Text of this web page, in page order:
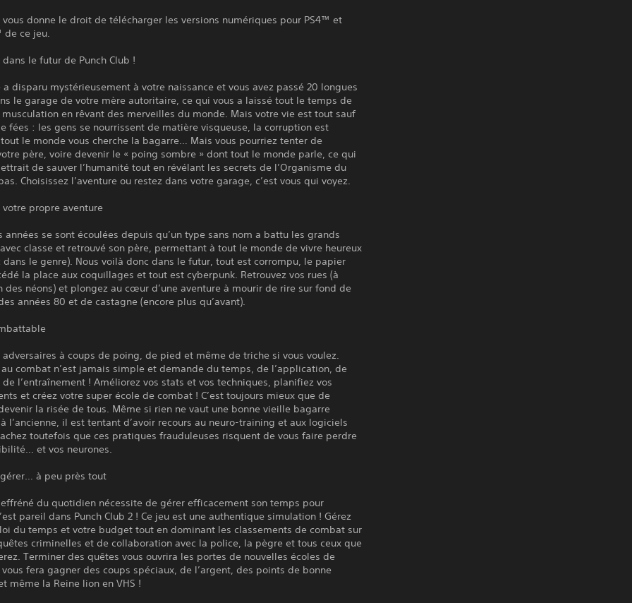
vous donne le droit de télécharger les versions numériques pour PS4™ et
de ce jeu.
dans le futur de Punch Club !
a disparu mystérieusement à votre naissance et vous avez passé 20 longues
le garage de votre mère autoritaire, ce qui vous a laissé tout le temps de
en rêvant des merveilles du monde. Mais votre vie est tout sauf
fées : les gens se nourrissent de matière visqueuse, la corruption est
le monde vous cherche la bagarre… Mais vous pourriez tenter de
père, voire devenir le « poing sombre » dont tout le monde parle, ce qui
de sauver l’humanité tout en révélant les secrets de l’Organisme du
Choisissez l’aventure ou restez dans votre garage, c’est vous qui voyez.
votre propre aventure
années se sont écoulées depuis qu’un type sans nom a battu les grands
classe et retrouvé son père, permettant à tout le monde de vivre heureux
dans le genre). Nous voilà donc dans le futur, tout est corrompu, le papier
la place aux coquillages et tout est cyberpunk. Retrouvez vos rues (à
des néons) et plongez au cœur d’une aventure à mourir de rire sur fond de
années 80 et de castagne (encore plus qu’avant).
adversaires à coups de poing, de pied et même de triche si vous voulez.
au combat n’est jamais simple et demande du temps, de l’application, de
de l’entraînement ! Améliorez vos stats et vos techniques, planifiez vos
et créez votre super école de combat ! C’est toujours mieux que de
la risée de tous. Même si rien ne vaut une bonne vieille bagarre
l’ancienne, il est tentant d’avoir recours au neuro-training et aux logiciels
toutefois que ces pratiques frauduleuses risquent de vous faire perdre
et vos neurones.
à peu près tout
du quotidien nécessite de gérer efficacement son temps pour
pareil dans Punch Club 2 ! Ce jeu est une authentique simulation ! Gérez
du temps et votre budget tout en dominant les classements de combat sur
criminelles et de collaboration avec la police, la pègre et tous ceux que
Terminer des quêtes vous ouvrira les portes de nouvelles écoles de
fera gagner des coups spéciaux, de l’argent, des points de bonne
même la Reine lion en VHS !